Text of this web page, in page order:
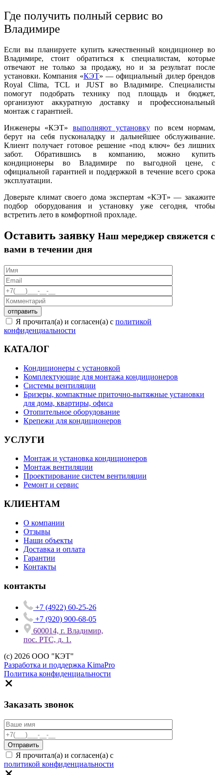
Где получить полный сервис во
Владимире
Если вы планируете купить качественный кондиционер во
Владимире, стоит обратиться к специалистам, которые
отвечают не только за продажу, но и за результат после
установки. Компания «КЭТ» — официальный дилер брендов
Royal Clima, TCL и JUST во Владимире. Специалисты
помогут подобрать технику под площадь и бюджет,
организуют аккуратную доставку и профессиональный
монтаж с гарантией.
Инженеры «КЭТ» выполняют установку по всем нормам,
берут на себя пусконаладку и дальнейшее обслуживание.
Клиент получает готовое решение «под ключ» без лишних
забот. Обратившись в компанию, можно купить
кондиционеры во Владимире по выгодной цене, с
официальной гарантией и поддержкой в течение всего срока
эксплуатации.
Доверьте климат своего дома экспертам «КЭТ» — закажите
подбор оборудования и установку уже сегодня, чтобы
встретить лето в комфортной прохладе.
Оставить заявку Наш мереджер свяжется с
вами в течении дня
Я прочитал(а) и согласен(а) с политикой
конфиденциальности
КАТАЛОГ
Кондиционеры с установкой
Комплектующие для монтажа кондиционеров
Системы вентиляции
Бризеры, компактные приточно-вытяжные установки
для дома, квартиры, офиса
Отопительное оборудование
Крепежи для кондиционеров
УСЛУГИ
Монтаж и установка кондиционеров
Монтаж вентиляции
Проектирование систем вентиляции
Ремонт и сервис
КЛИЕНТАМ
О компании
Отзывы
Наши объекты
Доставка и оплата
Гарантии
Контакты
контакты
+7 (4922) 60-25-26
+7 (920) 900-68-05
600014, г. Владимир,
пос. РТС, д. 1.
(c) 2026 ООО "КЭТ"
Разработка и поддержка KimaPro
Политика конфиденциальности
Заказать звонок
Я прочитал(а) и согласен(а) с
политикой конфиденциальности